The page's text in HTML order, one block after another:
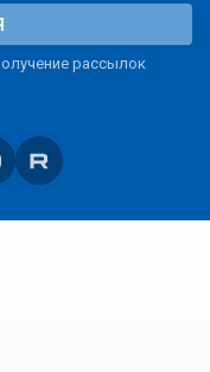
рассылок